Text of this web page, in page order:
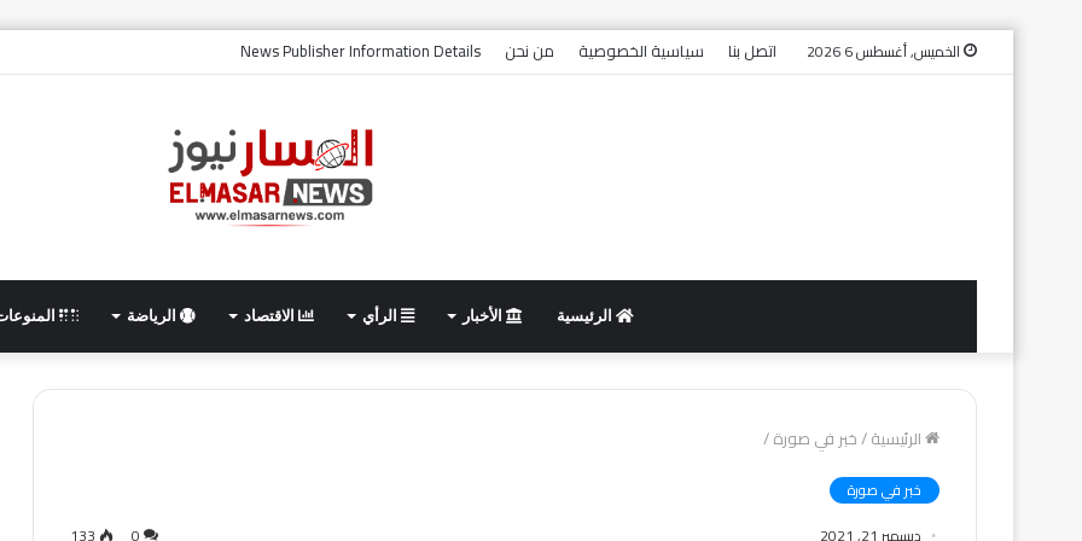
الخميس, أغسطس 6 2026 اتصل بنا سياسية الخصوصية من نحن News Publisher Information Details
الرئيسية الأخبار الرأي الاقتصاد الرياضة
الرئيسية/خبر في صورة/
خبر في صورة